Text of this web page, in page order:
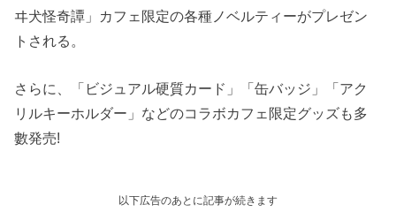
ヰ犬怪奇譚」カフェ限定の各種ノベルティーがプレゼン
トされる。
さらに、「ビジュアル硬質カード」「缶バッジ」「アク
リルキーホルダー」などのコラボカフェ限定グッズも多
數発売!
以下広告のあとに記事が続きます